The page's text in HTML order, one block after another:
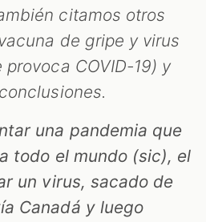
citamos otros
de gripe y virus
provoca COVID-19) y
una pandemia que
todo el mundo (sic), el
un virus, sacado de
Canadá y luego